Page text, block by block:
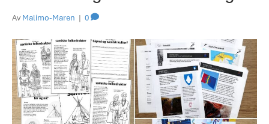
Av Malimo-Maren | 0